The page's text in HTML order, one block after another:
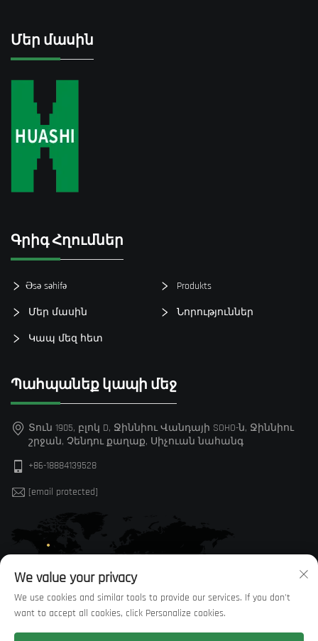
Մեր մասին
Գրիգ Հղումներ
Əsə səhifə Produkts
Մեր մասին Նորություններ
Կապ մեզ հետ
Պահպանեք կապի մեջ
Տուն 1905, բլոկ D, Ջիննիու Վանդայի SOHO-ն, Ջիննիու
շրջան, Չենդու քաղաք, Սիչուան նահանգ
+86-18884139528
[email protected]
We value your privacy
We use cookies and similar tools to provide our services. If you don't
want to accept all cookies, click Personalize cookies.